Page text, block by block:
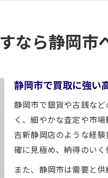
銀貨を売る際のポイント
無料の買取店で損しない銀
市で安心できる無料査定
ての銀貨買取を成功させ
査定で重要な無料サービ
静岡市で買取を成功させる
で損をしないための静岡
市で買取を賢く進めるポイ
なら静岡市
静岡市で買取に強い
静岡市で銀貨や古銭な
く、細やかな査定や市
吉新静岡店のような経
確に見極め、納得のいく
また、静岡市は需要と